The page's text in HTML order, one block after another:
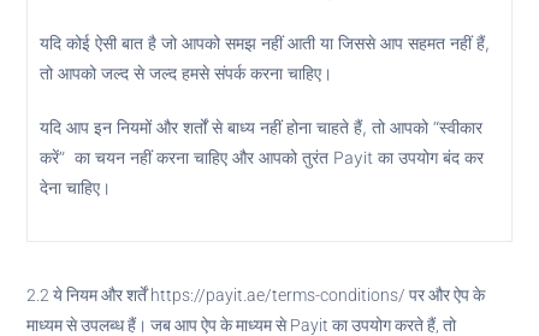
यदि कोई ऐसी बात है जो आपको समझ नहीं आती या जिससे आप सहमत नहीं हैं,
तो आपको जल्द से जल्द हमसे संपर्क करना चाहिए।
यदि आप इन नियमों और शर्तों से बाध्य नहीं होना चाहते हैं, तो आपको “स्वीकार
करें” का चयन नहीं करना चाहिए और आपको तुरंत Payit का उपयोग बंद कर
देना चाहिए।
2.2 ये नियम और शर्तें https://payit.ae/terms-conditions/ पर और ऐप के
माध्यम से उपलब्ध हैं। जब आप ऐप के माध्यम से Payit का उपयोग करते हैं, तो